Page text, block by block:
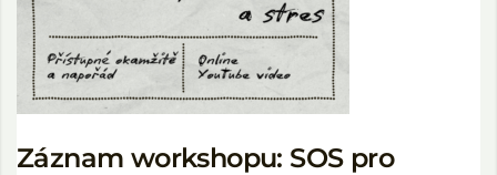
Záznam workshopu: SOS pro